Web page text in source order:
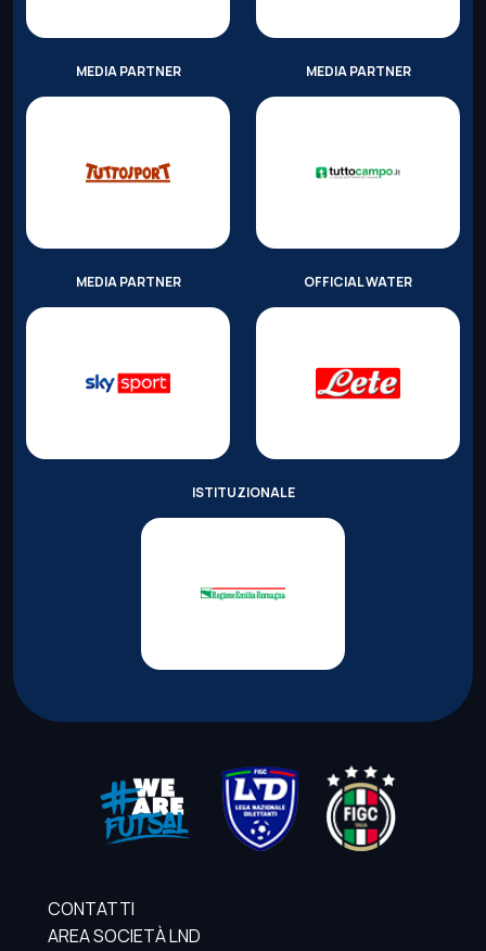
MEDIA PARTNER MEDIA PARTNER
MEDIA PARTNER OFFICIAL WATER
ISTITUZIONALE
CONTATTI
AREA SOCIETÀ LND